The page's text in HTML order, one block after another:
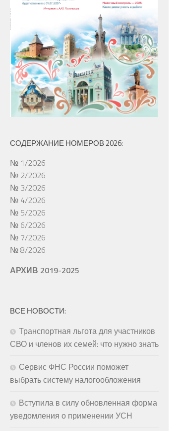
СОДЕРЖАНИЕ НОМЕРОВ 2026:
№ 1/2026
№ 2/2026
№ 3/2026
№ 4/2026
№ 5/2026
№ 6/2026
№ 7/2026
№ 8/2026
АРХИВ 2019-2025
ВСЕ НОВОСТИ:
Транспортная льгота для участников
СВО и членов их семей: что нужно знать
Сервис ФНС России поможет
выбрать систему налогообложения
Вступила в силу обновленная форма
уведомления о применении УСН